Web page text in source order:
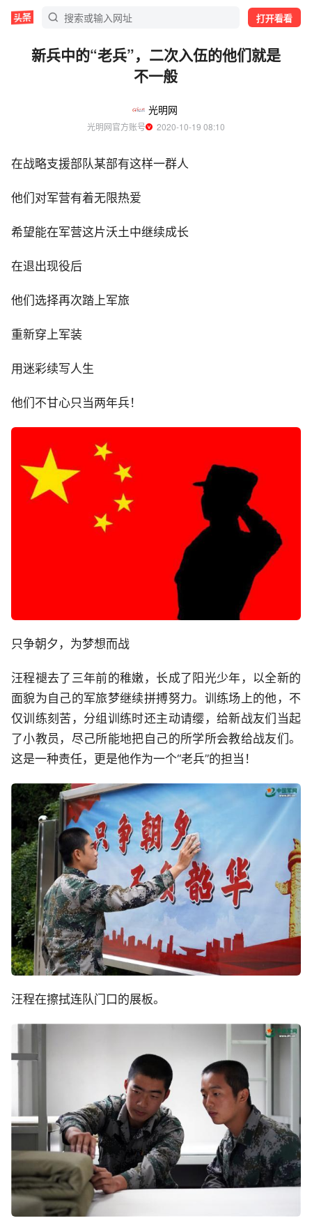
打开看看
新兵中的“老兵”，二次入伍的他们就是
不一般
光明网
光明网官方账号
  2020-10-19 08:10
在战略支援部队某部有这样一群人
他们对军营有着无限热爱
希望能在军营这片沃土中继续成长
在退出现役后
他们选择再次踏上军旅
重新穿上军装
用迷彩续写人生
他们不甘心只当两年兵！
只争朝夕，为梦想而战
汪程褪去了三年前的稚嫩，长成了阳光少年，以全新的
面貌为自己的军旅梦继续拼搏努力。训练场上的他，不
仅训练刻苦，分组训练时还主动请缨，给新战友们当起
了小教员，尽己所能地把自己的所学所会教给战友们。
这是一种责任，更是他作为一个“老兵”的担当！
汪程在擦拭连队门口的展板。